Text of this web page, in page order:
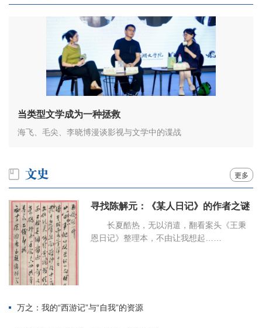
当类型文学成为一种拯救
海飞、毛尖、李晓博漫谈影视与文学中的谍战
更多
寻找陈解元：《某人日记》的作者之谜
长夏酷热，无以消遣，翻看案头《王秉
恩日记》整理本，不由让我想起……
万之：我的“西游记”与“自我”的资源